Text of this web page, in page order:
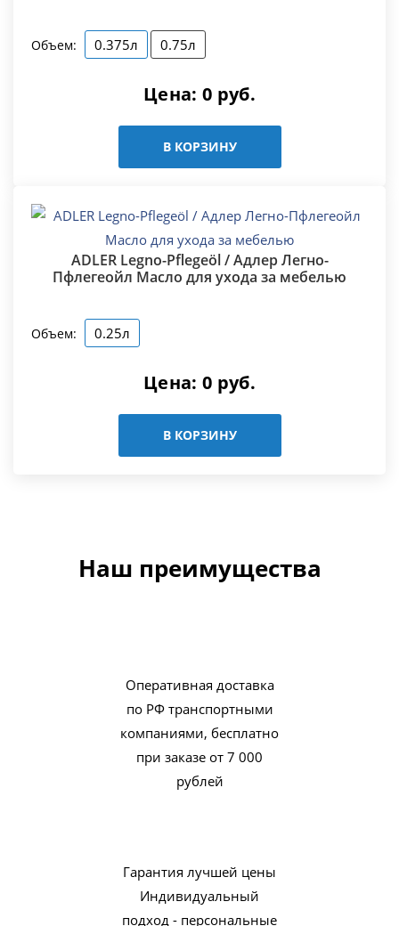
Объем: 0.375л 0.75л
Цена: 0 руб.
В КОРЗИНУ
ADLER Legno-Pflegeöl / Адлер Легно-
Пфлегеойл Масло для ухода за мебелью
Объем: 0.25л
Цена: 0 руб.
В КОРЗИНУ
Наш преимущества
Оперативная доставка
по РФ транспортными
компаниями, бесплатно
при заказе от 7 000
рублей
Гарантия лучшей цены
Индивидуальный
подход - персональные